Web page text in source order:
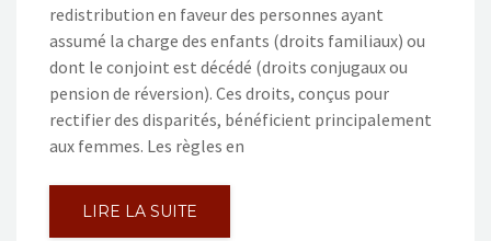
redistribution en faveur des personnes ayant
assumé la charge des enfants (droits familiaux) ou
dont le conjoint est décédé (droits conjugaux ou
pension de réversion). Ces droits, conçus pour
rectifier des disparités, bénéficient principalement
aux femmes. Les règles en
LIRE LA SUITE